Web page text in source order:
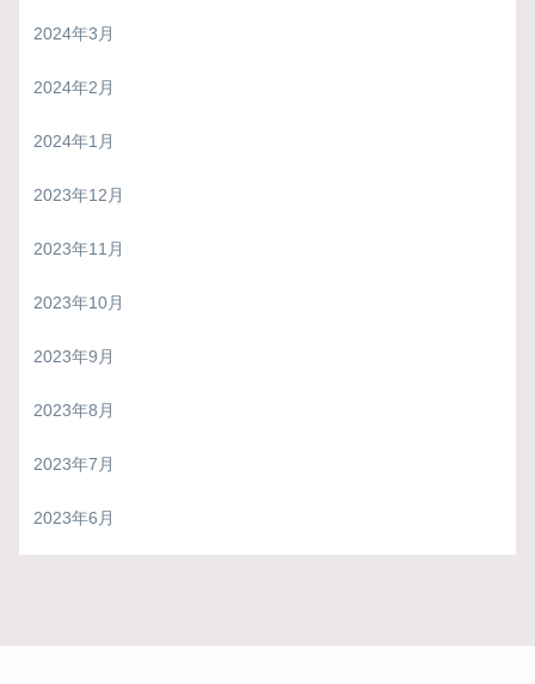
2024年3月
2024年2月
2024年1月
2023年12月
2023年11月
2023年10月
2023年9月
2023年8月
2023年7月
2023年6月